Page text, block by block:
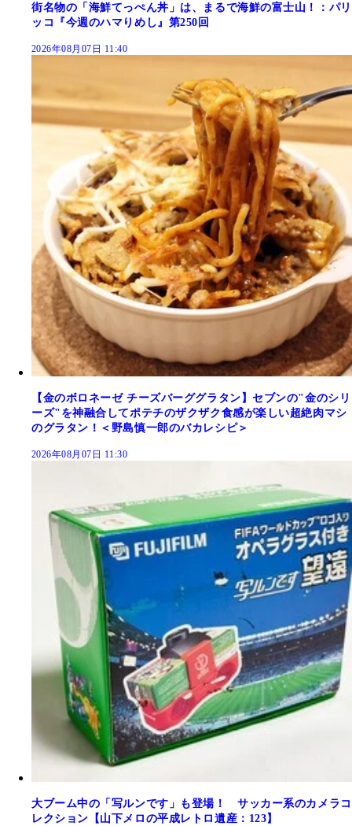
街名物の「海鮮てっぺん丼」は、まるで海鮮の富士山！：パリ
ッコ『今週のハマりめし』第250回
2026年08月07日 11:40
【金のボロネーゼ チーズバーググラタン】セブンの"金のシリ
ーズ"を神融合してポテチのザクザク食感が楽しい超絶肉マシ
のグラタン！＜野島慎一郎のバカレシピ＞
2026年08月07日 11:30
大ブーム中の「写ルンです」も登場！ サッカー系のカメラコ
レクション【山下メロの平成レトロ遺産：123】